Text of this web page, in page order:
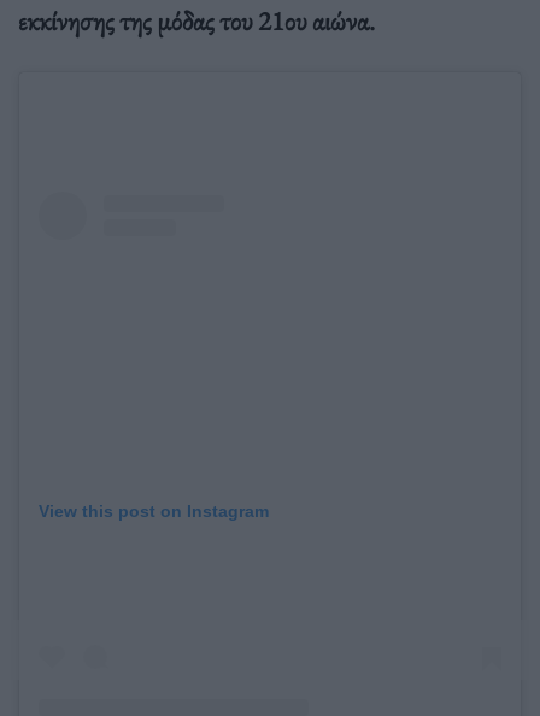
εκκίνησης της μόδας του 21ου αιώνα.
View this post on Instagram